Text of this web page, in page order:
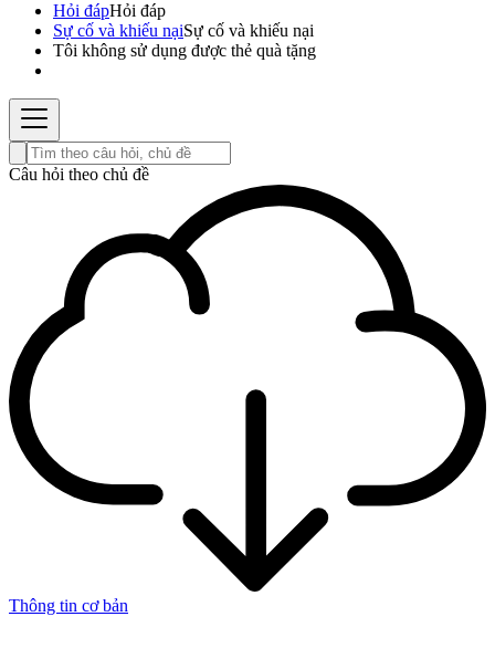
Hỏi đápHỏi đáp
Sự cố và khiếu nạiSự cố và khiếu nại
Tôi không sử dụng được thẻ quà tặng
Câu hỏi theo chủ đề
Thông tin cơ bản